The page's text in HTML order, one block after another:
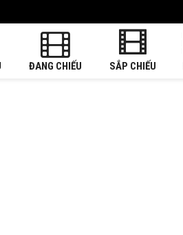
ĐANG CHIẾU SẮP CHIẾU